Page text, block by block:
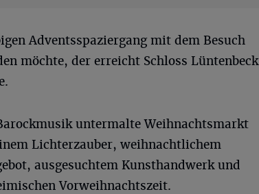
Adventsspaziergang mit dem Besuch
möchte, der erreicht Schloss Lüntenbeck
untermalte Weihnachtsmarkt
Lichterzauber, weihnachtlichem
ausgesuchtem Kunsthandwerk und
Vorweihnachtszeit.